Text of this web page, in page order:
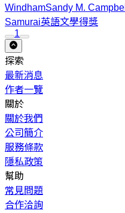
WindhamSandy M. Campbell
Samurai英語文學得獎
1
探索
最新消息
作者一覽
關於
關於我們
公司簡介
服務條款
隱私政策
幫助
常見問題
合作洽詢